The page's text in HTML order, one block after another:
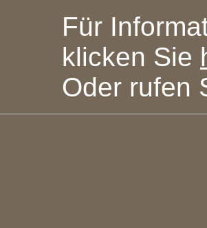
Für
klicken Sie
Oder rufen